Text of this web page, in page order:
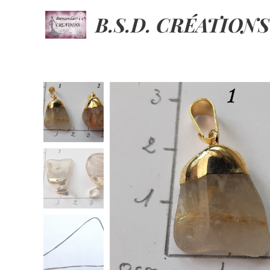
B.S.D. CRÉATIONS